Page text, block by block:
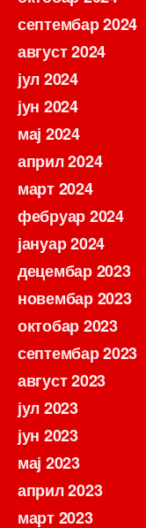
септембар 2024
август 2024
јул 2024
јун 2024
мај 2024
април 2024
март 2024
фебруар 2024
јануар 2024
децембар 2023
новембар 2023
октобар 2023
септембар 2023
август 2023
јул 2023
јун 2023
мај 2023
април 2023
март 2023